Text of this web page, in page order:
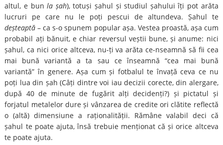
altul, e bunla șah), totuși șahul și studiul șahului îți pot arăta
lucruri pe care nu le poți pescui de altundeva. Șahul te
deșteaptă – ca s-o spunem popular așa. Vestea proastă, așa cum
probabil ați bănuit, e chiar reversul veștii bune, și anume: nici
șahul, ca nici orice altceva, nu-ți va arăta ce-nseamnă să fii cea
mai bună variantă a ta sau ce înseamnă “cea mai bună
variantă” în genere. Așa cum și fotbalul te învață ceva ce nu
poți lua din șah (Câți dintre voi iau decizii corecte, din alergare,
după 40 de minute de fugărit alți decidenți?) și pictatul și
forjatul metalelor dure și vânzarea de credite ori clătite reflectă
o (altă) dimensiune a raționalității. Rămâne valabil deci că
șahul te poate ajuta, însă trebuie menționat că și orice altceva
te poate ajuta.